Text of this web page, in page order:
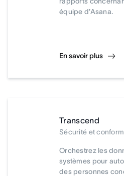
équipe d’Asana.
En savoir plus
Transcend
Sécurité et
Orchestrez les
systèmes pour
des personnes